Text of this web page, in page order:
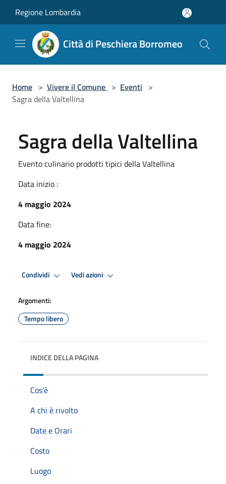
Regione Lombardia
Città di Peschiera Borromeo
Home > Vivere il Comune > Eventi >
Sagra della Valtellina
Sagra della Valtellina
Evento culinario prodotti tipici della Valtellina
Data inizio :
4 maggio 2024
Data fine:
4 maggio 2024
Condividi Vedi azioni
Argomenti:
Tempo libero
INDICE DELLA PAGINA
Cos'è
A chi è rivolto
Date e Orari
Costo
Luogo